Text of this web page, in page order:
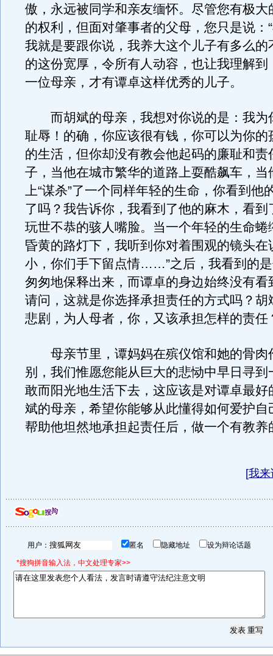
傲，永远被同学和亲友缅怀。尽管您有极大
的权利，但面对肇事者的父母，您只是说：
我就是要跟你说，我养大这个儿子有多么
的这份宽厚，令所有人动容，也让我理解到
一位母亲，才有谭卓这样优秀的儿子。
而胡斌的母亲，我想对你说的是：我为
耻辱！的确，你应该很有钱，你可以为你的
的生活，但你却没有教会他起码的廉耻和责
子，当他在城市繁华的道路上耍酷飙车，当
上“谋杀”了一个同样年轻的生命，你看到他
了吗？我告诉你，我看到了他的麻木，看到
玩世不恭的骇人嘴脸。当一个年轻的生命蜷
昏黄的路灯下，我听到你对着围观的镜头在
小，你们手下留点情……”之后，我看到的
匆匆地保释出来，而谭卓的身边始终没有看
请问，这就是你选择承担责任的方式吗？胡
悲剧，为人母者，你，又该承担怎样的责任
母亲节里，谭妈妈在殡仪馆和她的骨肉
别，我们惟愿您能从巨大的悲恸中早日寻到
敢而阳光地生活下去，这应该是对谭卓最好
斌的母亲，希望你能够从此懂得如何爱护自
帮助他坦然地承担起责任后，做一个有
[我
用户： 匿名 隐藏地址 设为辩论话题
*搜狗拼音输入法，中文处理专家>>